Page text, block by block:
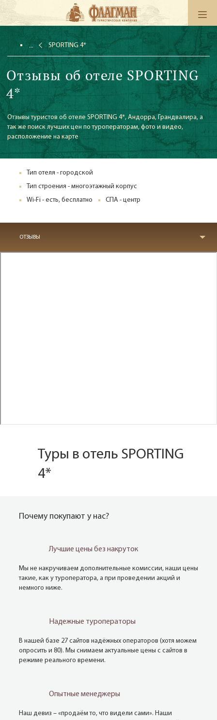
SPORTING 4*
Отзывы об отеле SPORTING
4*
Отзывы туристов об отеле SPORTING 4*, Андорра, Грандвалира, а
так же поиск лучших цен по туроператорам, фото и видео,
расположение на карте
Тип отеля - городской
Тип строения - многоэтажный корпус
Wi-Fi - есть, бесплатно
СПА - центр
ОТЗЫВЫ
Туры в отель SPORTING
4*
Почему покупают у нас?
Лучшие цены без накруток
Мы не накручиваем дополнительные комиссии, наши цены
такие, как у туроператора, а при проведении акций и
немного ниже.
Надежные туроператоры
В нашей базе 27 сайтов надёжных операторов (хотя можем
опросить и 80). Мы снимаем актуальные цены с сайтов в
режиме реального времени.
Опытные менеджеры
Наш девиз – «продаём то, что видели сами». Наши